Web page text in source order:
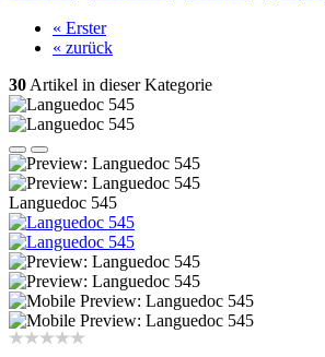
« Erster
« zurück
30 Artikel in dieser Kategorie
Languedoc 545